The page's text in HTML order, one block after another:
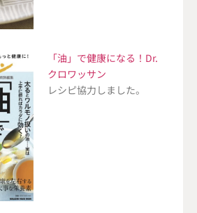
「油」で健康になる！Dr.
クロワッサン
レシピ協力しました。